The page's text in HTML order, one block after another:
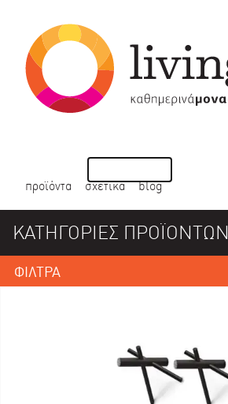
προϊόντα σχετικά blog
ΚΑΤΗΓΟΡΙΕΣ ΠΡΟΪΟΝΤΩΝ
ΦΙΛΤΡΑ